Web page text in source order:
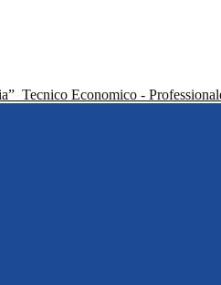
Tecnico Economico -